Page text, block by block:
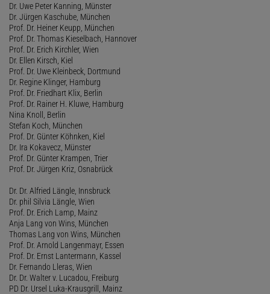
Dr. Uwe Peter Kanning, Münster
Dr. Jürgen Kaschube, München
Prof. Dr. Heiner Keupp, München
Prof. Dr. Thomas Kieselbach, Hannover
Prof. Dr. Erich Kirchler, Wien
Dr. Ellen Kirsch, Kiel
Prof. Dr. Uwe Kleinbeck, Dortmund
Dr. Regine Klinger, Hamburg
Prof. Dr. Friedhart Klix, Berlin
Prof. Dr. Rainer H. Kluwe, Hamburg
Nina Knoll, Berlin
Stefan Koch, München
Prof. Dr. Günter Köhnken, Kiel
Dr. Ira Kokavecz, Münster
Prof. Dr. Günter Krampen, Trier
Prof. Dr. Jürgen Kriz, Osnabrück
Dr. Dr. Alfried Längle, Innsbruck
Dr. phil Silvia Längle, Wien
Prof. Dr. Erich Lamp, Mainz
Anja Lang von Wins, München
Thomas Lang von Wins, München
Prof. Dr. Arnold Langenmayr, Essen
Prof. Dr. Ernst Lantermann, Kassel
Dr. Fernando Lleras, Wien
Dr. Dr. Walter v. Lucadou, Freiburg
PD Dr. Ursel Luka-Krausgrill, Mainz